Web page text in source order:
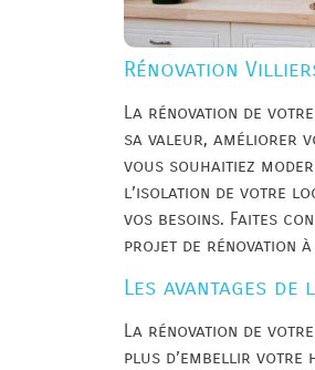
Rénovation
La rénovation de
sa valeur, améliorer
vous souhaitiez
l’isolation de votre
vos besoins. Faites
projet de rénovation
Les avantages
La rénovation de
plus d’embellir votre